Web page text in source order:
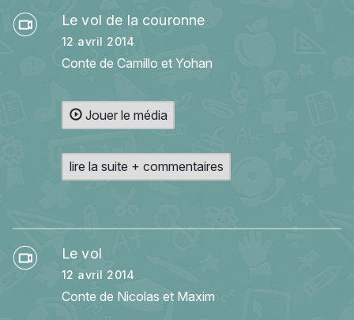
Le vol de la couronne
12 avril 2014
Conte de Camillo et Yohan
Jouer le média
lire la suite + commentaires
Le vol
12 avril 2014
Conte de Nicolas et Maxim